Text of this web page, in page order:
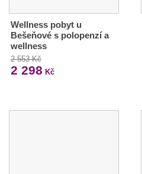
Wellness pobyt u
Bešeňové s polopenzí a
wellness
2 553 Kč
2 298 Kč